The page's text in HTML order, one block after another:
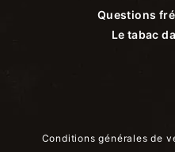
Questions
Le tabac
Conditions générales de